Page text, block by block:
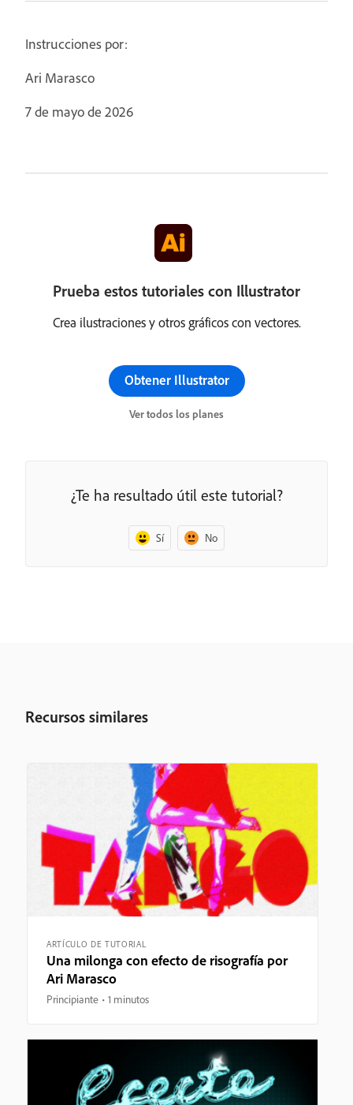
Instrucciones por:
Ari Marasco
7 de mayo de 2026
Prueba estos tutoriales con Illustrator
Crea ilustraciones y otros gráficos con vectores.
Obtener Illustrator
Ver todos los planes
¿Te ha resultado útil este tutorial?
Sí No
Recursos similares
ARTÍCULO DE TUTORIAL
Una milonga con efecto de risografía por
Ari Marasco
Principiante 1 minutos